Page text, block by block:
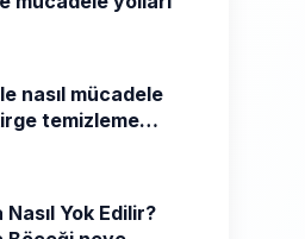
nasıl mücadele
temizleme
Yok Edilir?